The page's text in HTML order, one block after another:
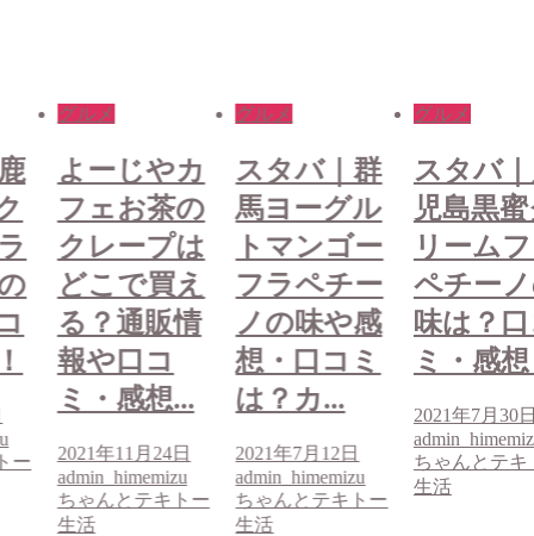
ー
グルメ
よーじやカ
フェお茶の
クレープは
どこで買え
る？通販情
報や口コ
ミ・感想...
2021年11月24日
admin_himemizu
ちゃんとテキトー
生活
グルメ
スタバ｜群
馬ヨーグル
トマンゴー
フラペチー
ノの味や感
想・口コミ
は？カ...
2021年7月12日
admin_himemizu
ちゃんとテキトー
生活
グルメ
スタバ
児島黒
リーム
ペチー
味は？
ミ・感
2021年7月30
ちゃんとテキ
生活